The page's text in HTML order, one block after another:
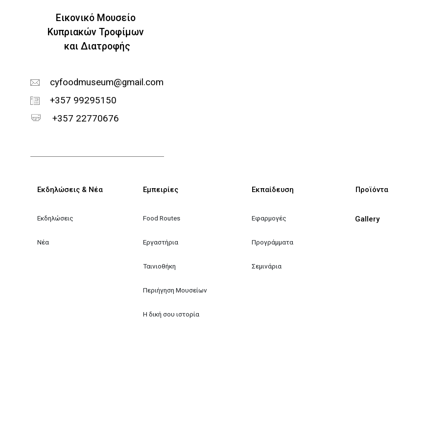
Εικονικό Μουσείο
Κυπριακών Τροφίμων
και Διατροφής
cyfoodmuseum@gmail.com
+357 99295150
+357 22770676
Κεντρική πλοήγηση
Εκδηλώσεις & Νέα
Εκδηλώσεις
Νέα
Εμπειρίες
Food Routes
Εργαστήρια
Ταινιοθήκη
Περιήγηση Μουσείων
Η δική σου ιστορία
Εκπαίδευση
Εφαρμογές
Προγράμματα
Σεμινάρια
Προϊόντα
Gallery